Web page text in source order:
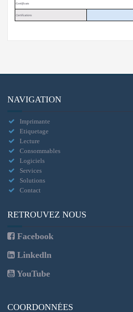
Certificats
Certifications
NAVIGATION
Imprimante
Etiquetage
Lecture
Consommables
Logiciels
Services
Solutions
Contact
RETROUVEZ NOUS
Facebook
Linkedln
YouTube
COORDONNÉES